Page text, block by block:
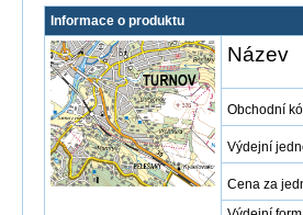
Informace o produktu
Název
Obchodní
Výdejní
Cena za